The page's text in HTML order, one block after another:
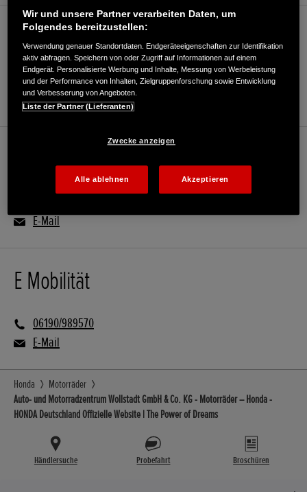
Motorrad/Roller (bis 125ccm)
06190/989570
E-Mail
Motorrad/Roller (über 125ccm)
E-Mail
E Mobilität
06190/989570
E-Mail
Honda
Motorräder
Auto- und Motorradzentrum Wollstadt GmbH & Co. KG - Motorräder – Honda -
HONDA Deutschland Offizielle Website | The Power of Dreams
Händlersuche Probefahrt Broschüren
Wir und unsere Partner verarbeiten Daten, um
Folgendes bereitzustellen:
Verwendung genauer Standortdaten. Endgeräteeigenschaften zur Identifikation
aktiv abfragen. Speichern von oder Zugriff auf Informationen auf einem
Endgerät. Personalisierte Werbung und Inhalte, Messung von Werbeleistung
und der Performance von Inhalten, Zielgruppenforschung sowie Entwicklung
und Verbesserung von Angeboten.
Liste der Partner (Lieferanten)
Zwecke anzeigen
Alle ablehnen Akzeptieren